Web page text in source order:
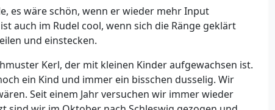
es wäre schön, wenn er wieder mehr Input
auch im Rudel cool, wenn sich die Ränge geklärt
und einstecken.
Kerl, der mit kleinen Kinder aufgewachsen ist.
ein Kind und immer ein bisschen dusselig. Wir
Seit einem Jahr versuchen wir immer wieder